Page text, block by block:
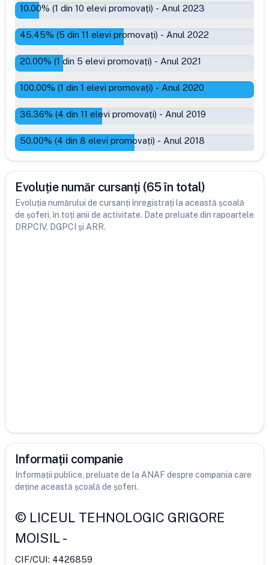
10.00% (1 din 10 elevi promovați) - Anul 2023
45.45% (5 din 11 elevi promovați) - Anul 2022
20.00% (1 din 5 elevi promovați) - Anul 2021
100.00% (1 din 1 elevi promovați) - Anul 2020
36.36% (4 din 11 elevi promovați) - Anul 2019
50.00% (4 din 8 elevi promovați) - Anul 2018
Evoluție număr cursanți (65 în total)
Evoluția numărului de cursanți înregistrați la această școală
de șoferi, în toți anii de activitate. Date preluate din rapoartele
DRPCIV, DGPCI și ARR.
Informații companie
Informații publice, preluate de la ANAF despre compania care
deține această școală de șoferi.
© LICEUL TEHNOLOGIC GRIGORE
MOISIL-
CIF/CUI: 4426859